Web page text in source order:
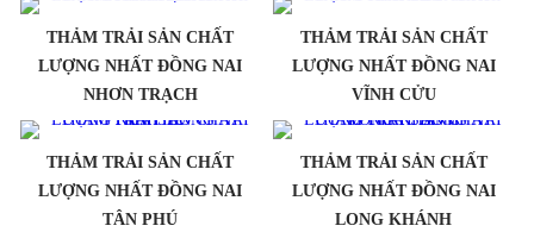
THẢM TRẢI SẢN CHẤT
LƯỢNG NHẤT ĐỒNG NAI
NHƠN TRẠCH
THẢM TRẢI SẢN CHẤT
LƯỢNG NHẤT ĐỒNG NAI
VĨNH CỬU
THẢM TRẢI SẢN CHẤT
LƯỢNG NHẤT ĐỒNG NAI
TÂN PHÚ
THẢM TRẢI SẢN CHẤT
LƯỢNG NHẤT ĐỒNG NAI
LONG KHÁNH